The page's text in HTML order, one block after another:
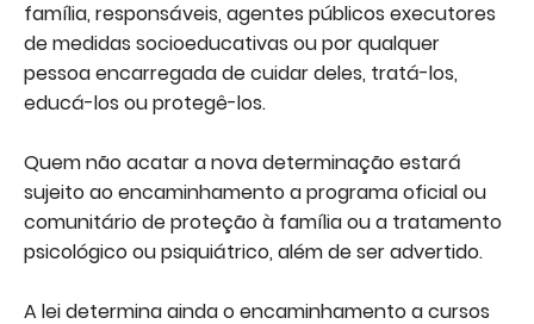
família, responsáveis, agentes públicos executores
de medidas socioeducativas ou por qualquer
pessoa encarregada de cuidar deles, tratá-los,
educá-los ou protegê-los.
Quem não acatar a nova determinação estará
sujeito ao encaminhamento a programa oficial ou
comunitário de proteção à família ou a tratamento
psicológico ou psiquiátrico, além de ser advertido.
A lei determina ainda o encaminhamento a cursos